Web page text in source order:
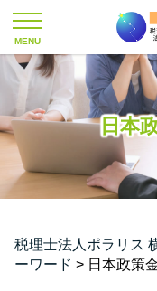
日本
税理士法人ポラリス
ーワード > 日本政策